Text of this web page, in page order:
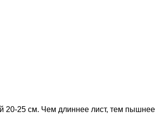
20-25 см. Чем длиннее лист, тем